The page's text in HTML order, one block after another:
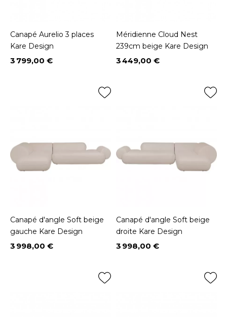
Canapé Aurelio 3 places
Kare Design
Prix
3 799,00 €
Méridienne Cloud Nest
239cm beige Kare Design
Prix
3 449,00 €
Canapé d'angle Soft beige
gauche Kare Design
Prix
3 998,00 €
Canapé d'angle Soft beige
droite Kare Design
Prix
3 998,00 €